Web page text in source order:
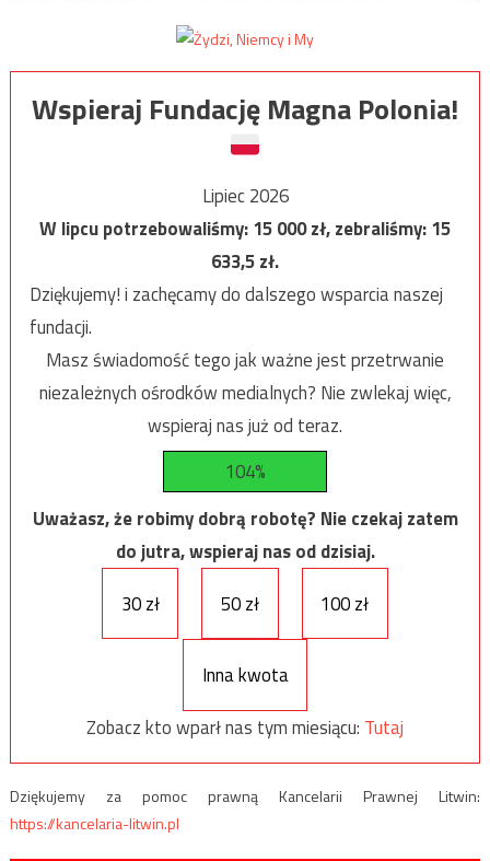
Wspieraj Fundację Magna Polonia!
Lipiec 2026
W lipcu potrzebowaliśmy:15 000zł, zebraliśmy:15
633,5zł.
Dziękujemy! i zachęcamy do dalszego wsparcia naszej
fundacji.
Masz świadomość tego jak ważne jest przetrwanie
niezależnych ośrodków medialnych? Nie zwlekaj więc,
wspieraj nas już od teraz.
104%
Uważasz, że robimy dobrą robotę? Nie czekaj zatem
do jutra, wspieraj nas od dzisiaj.
30 zł
50 zł 100 zł
Inna kwota
Zobacz kto wparł nas tym miesiącu: Tutaj
Dziękujemy za pomoc prawną Kancelarii Prawnej Litwin:
https://kancelaria-litwin.pl